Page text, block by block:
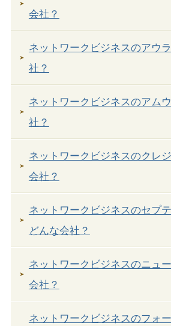
会社？
ネットワークビジネスのアウ
社？
ネットワークビジネスのアム
社？
ネットワークビジネスのクレ
会社？
ネットワークビジネスのセプ
どんな会社？
ネットワークビジネスのニュ
会社？
ネットワークビジネスのフォ